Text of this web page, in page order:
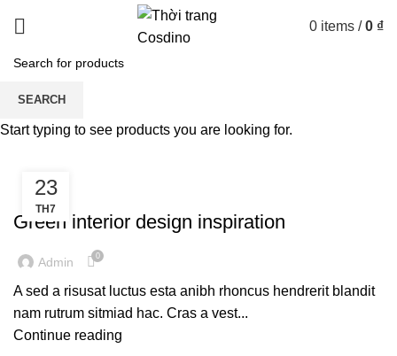
0 items / 0 ₫
Tag Archives: Inspiratio
23
TH7
INSPIRATION
Green interior design inspiration
Admin 0
A sed a risusat luctus esta anibh rhoncus hendrerit blandit
nam rutrum sitmiad hac. Cras a vest...
Continue reading
SEARCH
Start typing to see products you are looking for.